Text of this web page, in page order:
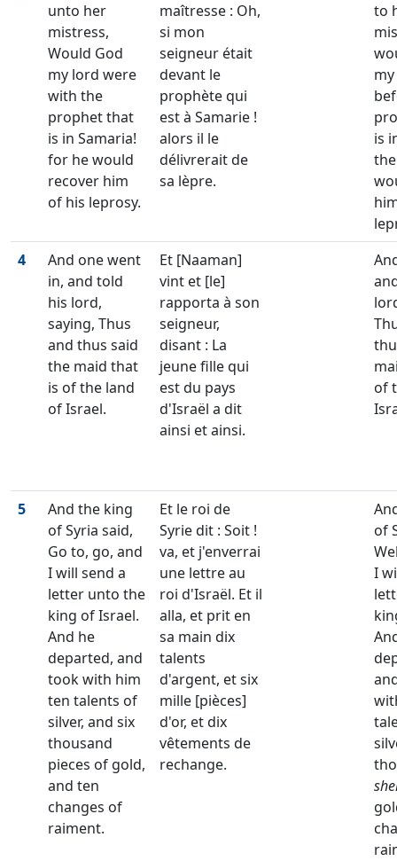
unto her
mistress,
Would God
my lord were
with the
prophet that
is in Samaria!
for he would
recover him
of his leprosy.
maîtresse : Oh,
si mon
seigneur était
devant le
prophète qui
est à Samarie !
alors il le
délivrerait de
sa lèpre.
to
is
4
And one went
in, and told
his lord,
saying, Thus
and thus said
the maid that
is of the land
of Israel.
Et [Naaman]
vint et [le]
rapporta à son
seigneur,
disant : La
jeune fille qui
est du pays
d'Israël a dit
ainsi et ainsi.
of
5
And the king
of Syria said,
Go to, go, and
I will send a
letter unto the
king of Israel.
And he
departed, and
took with him
ten talents of
silver, and six
thousand
pieces of gold,
and ten
changes of
raiment.
Et le roi de
Syrie dit : Soit !
va, et j'enverrai
une lettre au
roi d'Israël. Et il
alla, et prit en
sa main dix
talents
d'argent, et six
mille [pièces]
d'or, et dix
vêtements de
rechange.
of
I